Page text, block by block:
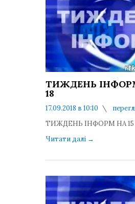
ТИЖДЕНЬ
18
17.09.2018 в 10:10
ТИЖДЕНЬ ІНФОРМ НА 15
Читати далі →